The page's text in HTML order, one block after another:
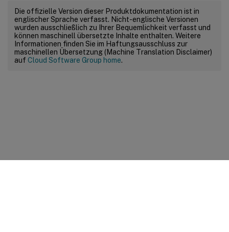
Die offizielle Version dieser Produktdokumentation ist in
englischer Sprache verfasst. Nicht-englische Versionen
wurden ausschließlich zu Ihrer Bequemlichkeit verfasst und
können maschinell übersetzte Inhalte enthalten. Weitere
Informationen finden Sie im Haftungsausschluss zur
maschinellen Übersetzung (Machine Translation Disclaimer)
auf Cloud Software Group home.